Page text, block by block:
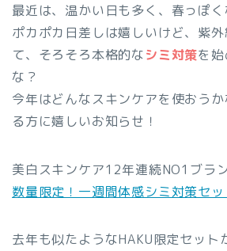
最近は、温かい日も多く、春っぽく
ポカポカ日差しは嬉しいけど、紫
て、そろそろ本格的なシミ対策を
な？
今年はどんなスキンケアを使おう
る方に嬉しいお知らせ！
美白スキンケア12年連続NO1 ブラ
数量限定！一週間体感シミ対策セッ
去年も似たようなHAKU限定セット